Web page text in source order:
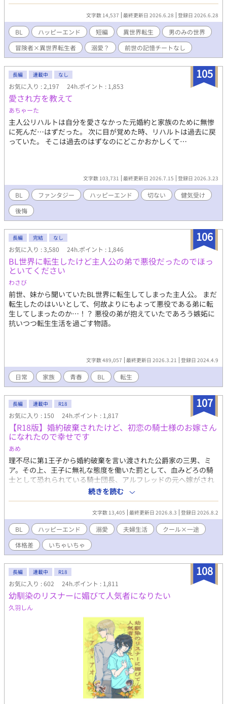
た。 彼にお世話になりながら自立していこうと意気込む俺と、世
話はするが自立させたくない男。 そして俺は自分が何者かを知っ
て、流されるように男と暮らすことになる。 男だけの世界。誰で
も子供ができるけど、出産の描写はないです。 駆け足で完結まで
ザッと書いて投稿しましたのでもしかしたら誤字脱字があるかと
思いますが、見つけ次第修正します。 誤字脱字報告ありがとうご
ざいます。助かります。
文字数 14,537 最終更新日 2026.6.28 登録日 2026.6.28
BL ハッピーエンド 短編 異世界転生
男のみの世界
冒険者×異世界転生者
溺愛？ 前世の記憶チートなし
105
長編 連載中 なし
お気に入り : 2,197 24h.ポイント : 1,853
愛され方を教えて
あちゃーた
主人公リハルトは自分を愛さなかった元婚約と家族のために無惨
に死んだ…はずだった。 次に目が覚めた時、リハルトは過去に戻
っていた。 そこは過去のはずなのにどこかおかしくて…
文字数 103,731 最終更新日 2026.7.15 登録日 2026.3.23
BL ファンタジー ハッピーエンド 切ない
健気受け
後悔
106
長編 完結 なし
お気に入り : 3,580 24h.ポイント : 1,846
BL世界に転生したけど主人公の弟で悪役だったのでほっ
といてください
わさび
前世、妹から聞いていたBL世界に転生してしまった主人公。 まだ
転生したのはいいとして、何故よりにもよって悪役である弟に転
生してしまったのか…！？ 悪役の弟が抱えていたであろう嫉妬に
抗いつつ転生生活を過ごす物語。
文字数 489,057 最終更新日 2026.3.21 登録日 2024.4.9
日常 家族 青春 BL 転生
107
長編 連載中 R18
お気に入り : 150 24h.ポイント : 1,817
【R18版】婚約破棄されたけど、初恋の騎士様のお嫁さん
になれたので幸せです
あめ
理不尽に第1王子から婚約破棄を言い渡された公爵家の三男、ミ
ア。その上、王子に無礼な態度を働いた罰として、血みどろの騎
士として恐れられている騎士団長、アルフレッドの元へ嫁がされ
ることに。 しかし、アルフレッドはミアの初恋の人で...。 この恋
は一方通行、きっと愛してはもらえない。それでも好きな人のそ
ばにいられるならそれでいい。そんな気持ちで嫁いだミアだった
が、アルフレッドは、ミアをどうやら溺愛してくれているようで
_？ 「…お前は、本当に愛らしいな」 「や、やめてください…！
心臓が持たないです…！」 山も谷もない、いちゃいちゃ新婚カッ
プルのお話。 ────── ※現在連載中の作品のR18版です(更新
は通常版が先になります) ※主人公の年齢を変更しています。
※R18部分の追加以外に内容の大きな変更はありません。
続きを読む
文字数 13,405 最終更新日 2026.8.3 登録日 2026.8.2
BL ハッピーエンド 溺愛 夫婦生活
クール×一途
体格差
いちゃいちゃ
108
長編 連載中 R18
お気に入り : 602 24h.ポイント : 1,811
幼馴染のリスナーに媚びて人気者になりたい
久羽しん